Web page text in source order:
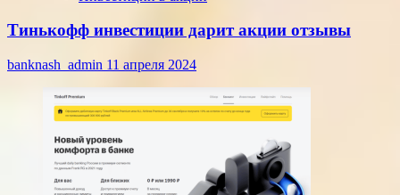
Тинькофф инвестиции дарит акции отзывы
banknash_admin 11 апреля 2024